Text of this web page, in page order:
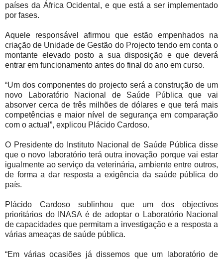
países da África Ocidental, e que está a ser implementado
por fases.
Aquele responsável afirmou que estão empenhados na
criação de Unidade de Gestão do Projecto tendo em conta o
montante elevado posto a sua disposição e que deverá
entrar em funcionamento antes do final do ano em curso.
“Um dos componentes do projecto será a construção de um
novo Laboratório Nacional de Saúde Pública que vai
absorver cerca de três milhões de dólares e que terá mais
competências e maior nível de segurança em comparação
com o actual”, explicou Plácido Cardoso.
O Presidente do Instituto Nacional de Saúde Pública disse
que o novo laboratório terá outra inovação porque vai estar
igualmente ao serviço da veterinária, ambiente entre outros,
de forma a dar resposta a exigência da saúde pública do
país.
Plácido Cardoso sublinhou que um dos objectivos
prioritários do INASA é de adoptar o Laboratório Nacional
de capacidades que permitam a investigação e a resposta a
várias ameaças de saúde pública.
“Em várias ocasiões já dissemos que um laboratório de